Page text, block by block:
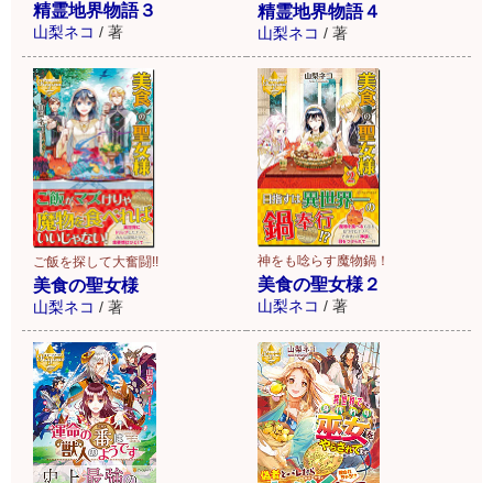
精霊地界物語３
山梨ネコ / 著
精霊地界物語４
山梨ネコ / 著
ご飯を探して大奮闘!!
美食の聖女様
山梨ネコ / 著
神をも唸らす魔物鍋！
美食の聖女様２
山梨ネコ / 著